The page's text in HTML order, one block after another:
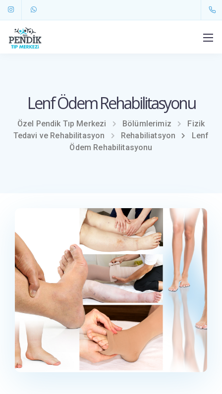
Lenf Ödem Rehabilitasyonu
Özel Pendik Tıp Merkezi Bölümlerimiz
Fizik
Tedavi ve Rehabilitasyon
Rehabiliatsyon
Lenf
Ödem Rehabilitasyonu